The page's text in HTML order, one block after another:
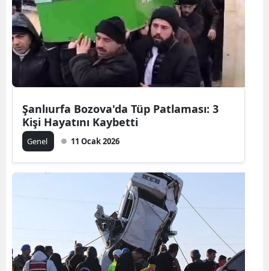
Şanlıurfa Bozova'da Tüp Patlaması: 3
Kişi Hayatını Kaybetti
Genel 11 Ocak 2026